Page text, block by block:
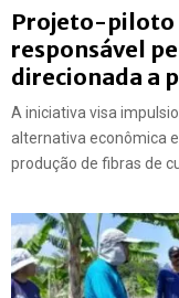
Projeto-piloto
responsável
direcionada a
A iniciativa visa
alternativa econômica
produção de fibras de